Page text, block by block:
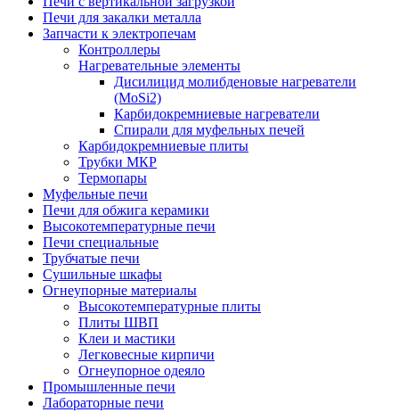
Печи для закалки металла
Запчасти к электропечам
Контроллеры
Нагревательные элементы
Дисилицид молибденовые нагреватели
(MoSi2)
Карбидокремниевые нагреватели
Спирали для муфельных печей
Карбидокремниевые плиты
Трубки МКР
Термопары
Муфельные печи
Печи для обжига керамики
Высокотемпературные печи
Печи специальные
Трубчатые печи
Сушильные шкафы
Огнеупорные материалы
Высокотемпературные плиты
Плиты ШВП
Клеи и мастики
Легковесные кирпичи
Огнеупорное одеяло
Промышленные печи
Лабораторные печи